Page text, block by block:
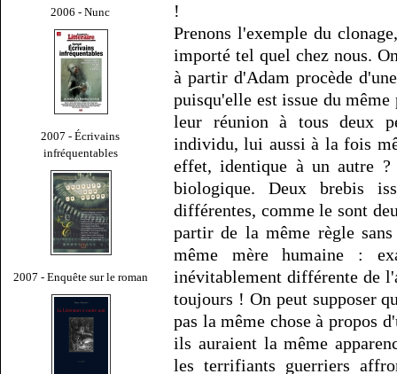
2006 - Nunc
2007 - Écrivains
infréquentables
2007 - Enquête sur le roman
!
Prenons l'exemple du
importé tel quel chez nous.
à partir d'Adam procède
puisqu'elle est issue du
leur réunion à tous deux
individu, lui aussi à la fois
effet, identique à un autre
biologique. Deux brebis
différentes, comme le sont
partir de la même règle
même mère humaine :
inévitablement différente de
toujours ! On peut supposer
pas la même chose à propos
ils auraient la même
les terrifiants guerriers